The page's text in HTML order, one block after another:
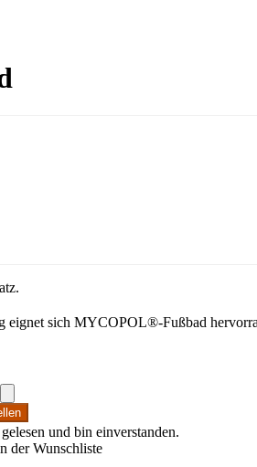
eignet sich MYCOPOL®-Fußbad
und bin einverstanden.
der Wunschliste